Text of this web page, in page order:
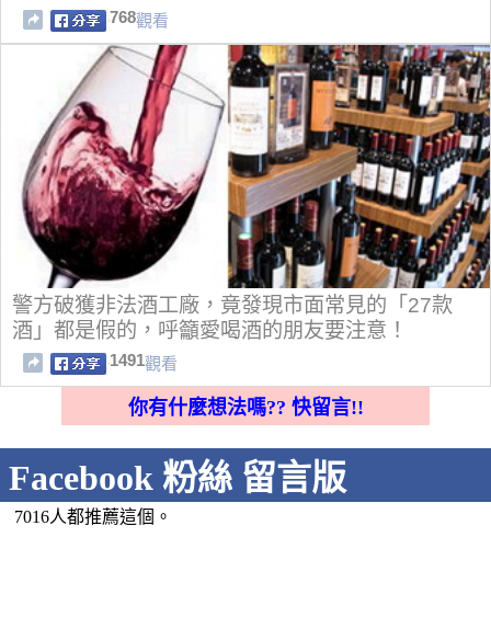
768觀看
警方破獲非法酒工廠，竟發現市面常見的「27款
酒」都是假的，呼籲愛喝酒的朋友要注意！
1491觀看
你有什麼想法嗎?? 快留言!!
Facebook 粉絲 留言版
7016人都推薦這個。